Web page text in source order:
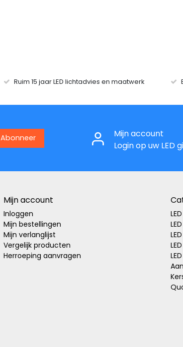
Ruim 15 jaar LED lichtadvies en maatwerk
Abonneer
Mijn account
Login op uw LED
Mijn account
Inloggen
Mijn bestellingen
Mijn verlanglijst
Vergelijk producten
Herroeping aanvragen